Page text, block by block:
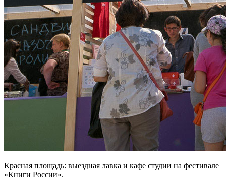
Красная площадь: выездная лавка и кафе студии на фестивале
«Книги России».